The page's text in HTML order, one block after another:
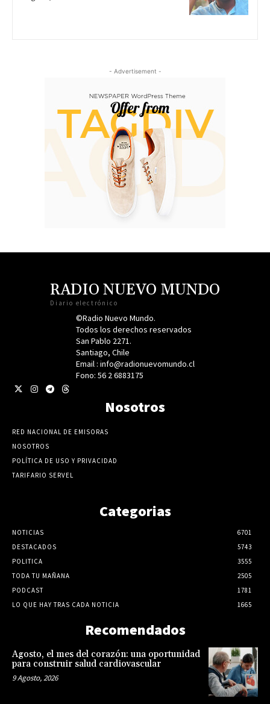
- Advertisement -
RADIO NUEVO MUNDO
Diario electrónico
©Radio Nuevo Mundo.
Todos los derechos reservados
San Pablo 2271.
Santiago, Chile
Email : info@radionuevomundo.cl
Fono: 56 2 6883175
Nosotros
RED NACIONAL DE EMISORAS
NOSOTROS
POLÍTICA DE USO Y PRIVACIDAD
TARIFARIO SERVEL
Categorias
NOTICIAS
6701
DESTACADOS
5743
POLITICA
3555
TODA TU MAÑANA
2505
PODCAST
1781
LO QUE HAY TRAS CADA NOTICIA
1665
Recomendados
Agosto, el mes del corazón: una oportunidad
para construir salud cardiovascular
9 Agosto, 2026